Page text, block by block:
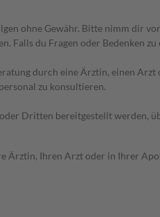
ohne Gewähr. Bitte nimm dir
Falls du Fragen oder Bedenken
durch eine Ärztin, einen
zu konsultieren.
Dritten bereitgestellt werden,
Ärztin, Ihren Arzt oder in Ihrer